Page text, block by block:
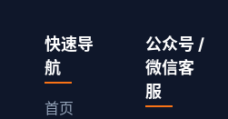
快速导
航
首页
公众号 /
微信客
服